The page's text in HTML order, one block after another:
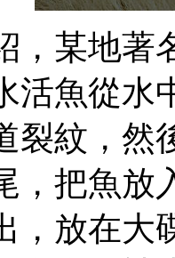
，某地著
活魚從水
裂紋，然
，把魚放
，放在大